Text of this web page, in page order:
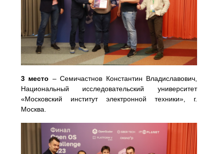
3 место – Семичастнов Константин Владиславович,
Национальный исследовательский университет
«Московский институт электронной техники», г.
Москва.